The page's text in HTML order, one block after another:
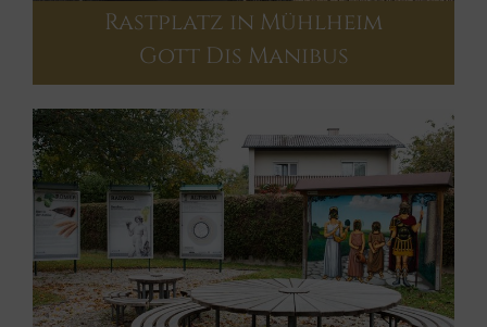
Rastplatz in Mühlheim
Gott Dis Manibus